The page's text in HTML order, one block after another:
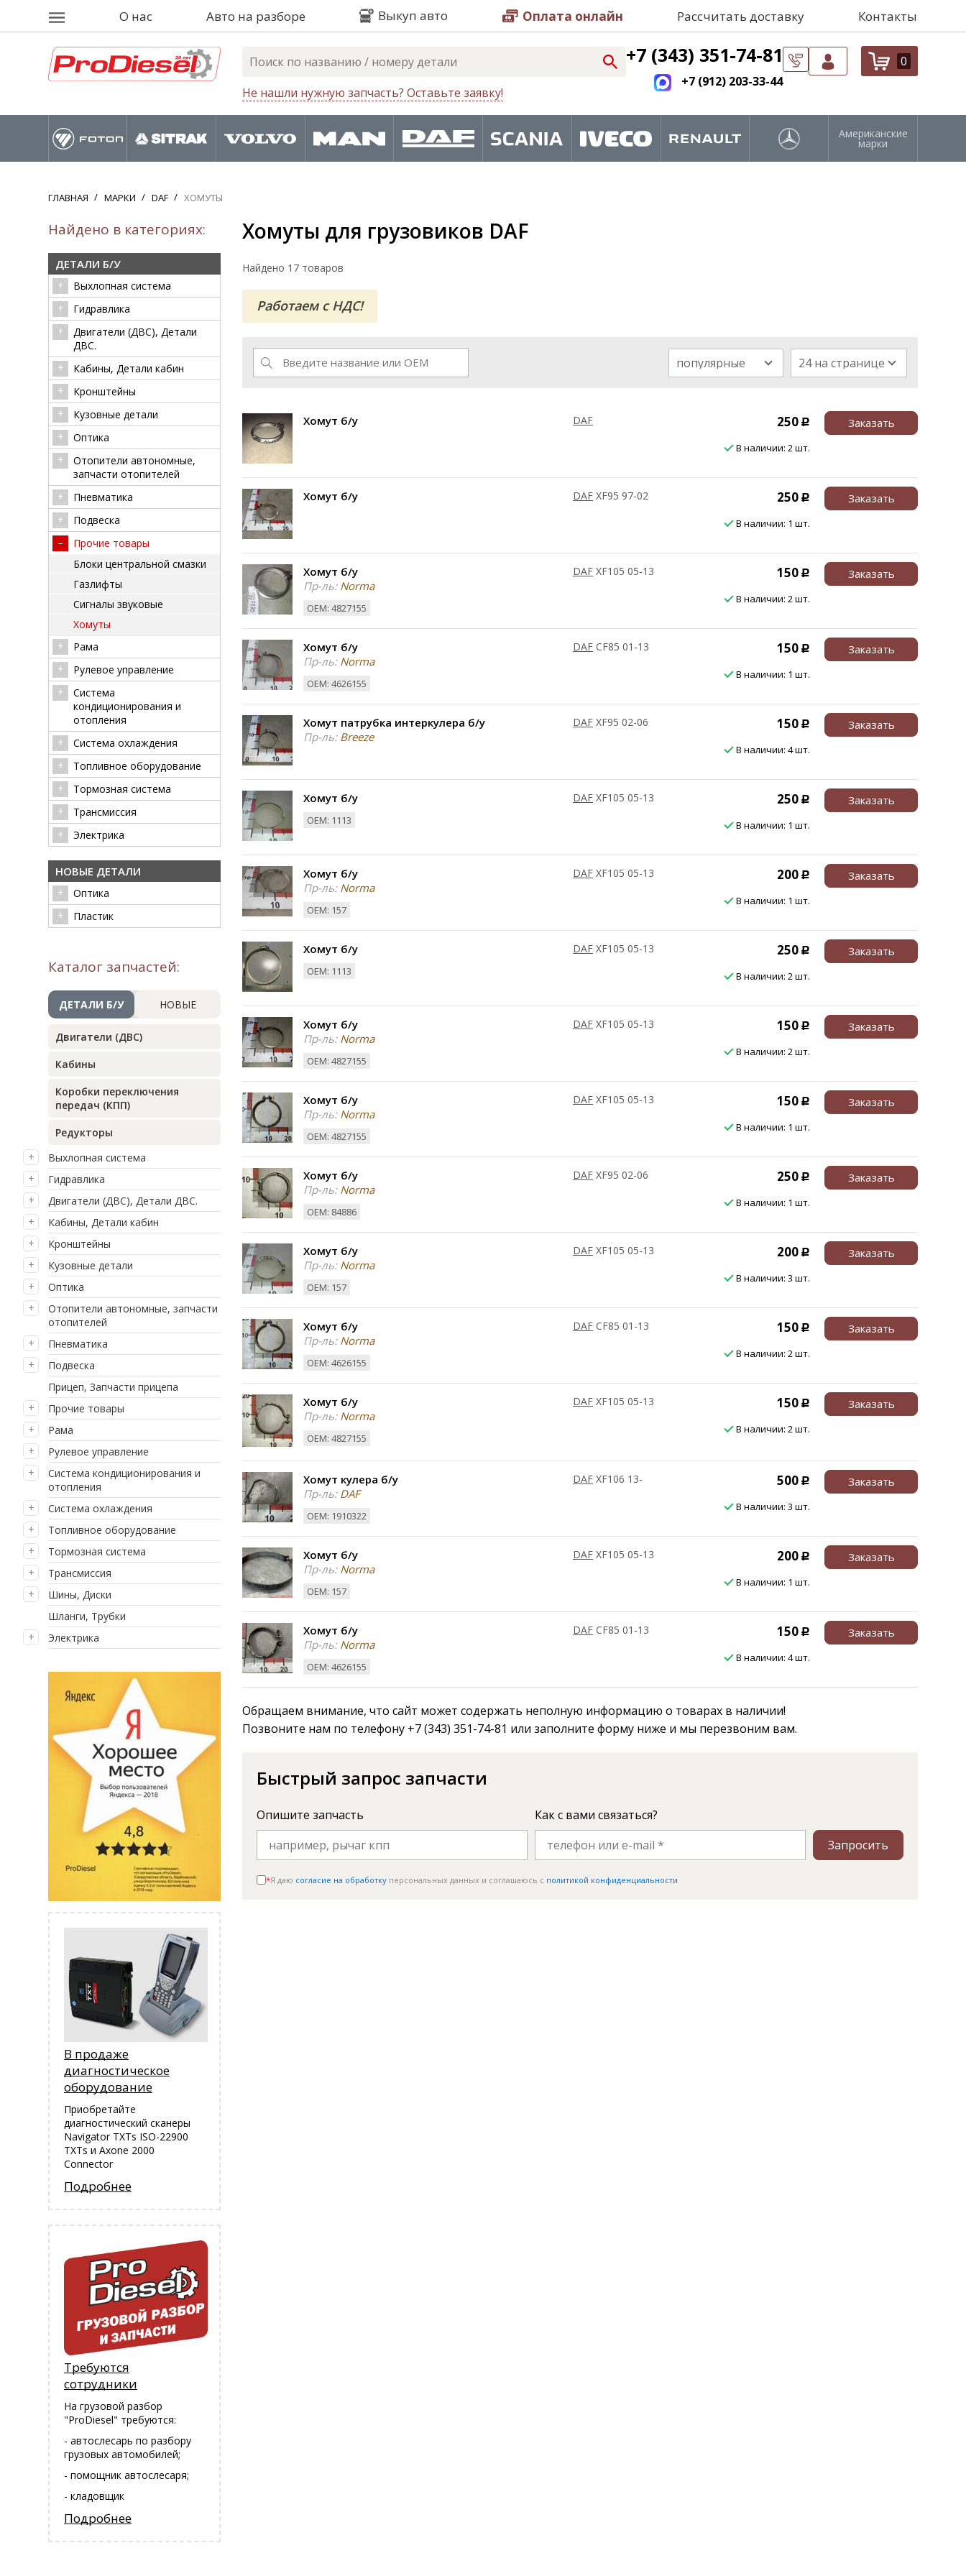
О нас Авто на разборе Выкуп авто Оплата онлайн Рассчитать доставку Контакты
Не нашли нужную запчасть? Оставьте заявку!
+7 (343) 351-74-81
+7 (912) 203-33-44
0
Американские
марки
ГЛАВНАЯ МАРКИ DAF ХОМУТЫ
Найдено в категориях:
ДЕТАЛИ Б/У
Выхлопная система
Гидравлика
Двигатели (ДВС), Детали
ДВС.
Кабины, Детали кабин
Кронштейны
Кузовные детали
Оптика
Отопители автономные,
запчасти отопителей
Пневматика
Подвеска
Прочие товары
Блоки центральной смазки
Газлифты
Сигналы звуковые
Хомуты
Рама
Рулевое управление
Система
кондиционирования и
отопления
Система охлаждения
Топливное оборудование
Тормозная система
Трансмиссия
Электрика
НОВЫЕ ДЕТАЛИ
Оптика
Пластик
Каталог запчастей:
ДЕТАЛИ Б/У НОВЫЕ
Двигатели (ДВС)
Кабины
Коробки переключения
передач (КПП)
Редукторы
Выхлопная система
Гидравлика
Двигатели (ДВС), Детали ДВС.
Кабины, Детали кабин
Кронштейны
Кузовные детали
Оптика
Отопители автономные, запчасти
отопителей
Пневматика
Подвеска
Прицеп, Запчасти прицепа
Прочие товары
Рама
Рулевое управление
Система кондиционирования и
отопления
Система охлаждения
Топливное оборудование
Тормозная система
Трансмиссия
Шины, Диски
Шланги, Трубки
Электрика
В продаже
диагностическое
оборудование
Приобретайте
диагностический сканеры
Navigator TXTs ISO-22900
TXTs и Аxone 2000
Connector
Подробнее
Требуются
сотрудники
На грузовой разбор
"ProDiesel" требуются:
- автослесарь по разбору
грузовых автомобилей;
- помощник автослесаря;
- кладовщик
Подробнее
Хомуты для грузовиков DAF
Найдено 17 товаров
Работаем с НДС!
популярные 24 на странице
Хомут б/у DAF 250 Р
В наличии: 2 шт.
Заказать
Хомут б/у DAF XF95 97-02 250 Р
В наличии: 1 шт.
Заказать
Хомут б/у
Пр-ль:Norma
ОЕМ: 4827155
DAF XF105 05-13 150 Р
В наличии: 2 шт.
Заказать
Хомут б/у
Пр-ль:Norma
ОЕМ: 4626155
DAF CF85 01-13 150 Р
В наличии: 1 шт.
Заказать
Хомут патрубка интеркулера б/у
Пр-ль:Breeze
DAF XF95 02-06 150 Р
В наличии: 4 шт.
Заказать
Хомут б/у
ОЕМ: 1113
DAF XF105 05-13 250 Р
В наличии: 1 шт.
Заказать
Хомут б/у
Пр-ль:Norma
ОЕМ: 157
DAF XF105 05-13 200 Р
В наличии: 1 шт.
Заказать
Хомут б/у
ОЕМ: 1113
DAF XF105 05-13 250 Р
В наличии: 2 шт.
Заказать
Хомут б/у
Пр-ль:Norma
ОЕМ: 4827155
DAF XF105 05-13 150 Р
В наличии: 2 шт.
Заказать
Хомут б/у
Пр-ль:Norma
ОЕМ: 4827155
DAF XF105 05-13 150 Р
В наличии: 1 шт.
Заказать
Хомут б/у
Пр-ль:Norma
ОЕМ: 84886
DAF XF95 02-06 250 Р
В наличии: 1 шт.
Заказать
Хомут б/у
Пр-ль:Norma
ОЕМ: 157
DAF XF105 05-13 200 Р
В наличии: 3 шт.
Заказать
Хомут б/у
Пр-ль:Norma
ОЕМ: 4626155
DAF CF85 01-13 150 Р
В наличии: 2 шт.
Заказать
Хомут б/у
Пр-ль:Norma
ОЕМ: 4827155
DAF XF105 05-13 150 Р
В наличии: 2 шт.
Заказать
Хомут кулера б/у
Пр-ль:DAF
ОЕМ: 1910322
DAF XF106 13- 500 Р
В наличии: 3 шт.
Заказать
Хомут б/у
Пр-ль:Norma
ОЕМ: 157
DAF XF105 05-13 200 Р
В наличии: 1 шт.
Заказать
Хомут б/у
Пр-ль:Norma
ОЕМ: 4626155
DAF CF85 01-13 150 Р
В наличии: 4 шт.
Заказать
Обращаем внимание, что сайт может содержать неполную информацию о товарах в наличии!
Позвоните нам по телефону +7 (343) 351-74-81 или заполните форму ниже и мы перезвоним вам.
Быстрый запрос запчасти
Опишите запчасть
Как с вами связаться?
Запросить
*Я даю согласие на обработку персональных данных и соглашаюсь c политикой конфиденциальности